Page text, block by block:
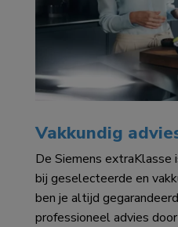
Vakkundig
De Siemens extraKlasse
bij geselecteerde en
ben je altijd
professioneel advies